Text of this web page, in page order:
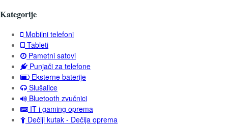
Kategorije
Mobilni telefoni
Tableti
Pametni satovi
Punjači za telefone
Eksterne baterije
Slušalice
Bluetooth zvučnici
IT i gaming oprema
Dečiji kutak - Dečija oprema